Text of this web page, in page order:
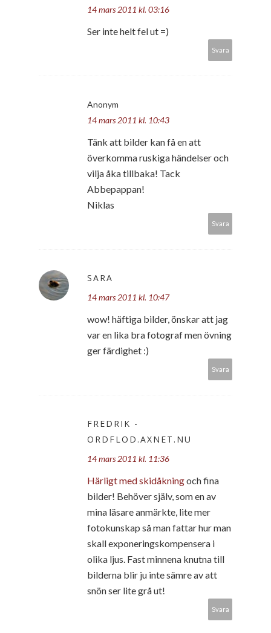
14 mars 2011 kl. 03:16
Ser inte helt fel ut =)
Svara
Anonym
14 mars 2011 kl. 10:43
Tänk att bilder kan få en att
överkomma ruskiga händelser och
vilja åka tillbaka! Tack
Abbepappan!
Niklas
Svara
SARA
14 mars 2011 kl. 10:47
wow! häftiga bilder, önskar att jag
var en lika bra fotograf men övning
ger färdighet :)
Svara
FREDRIK -
ORDFLOD.AXNET.NU
14 mars 2011 kl. 11:36
Härligt med skidåkningoch fina
bilder! Behöver själv, som en av
mina läsare anmärkte, lite mer
fotokunskap så man fattar hur man
skall exponeringskompensera i
olika ljus. Fast minnena knutna till
bilderna blir ju inte sämre av att
snön ser lite grå ut!
Svara